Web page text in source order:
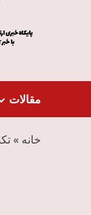
مقالات
خانه »